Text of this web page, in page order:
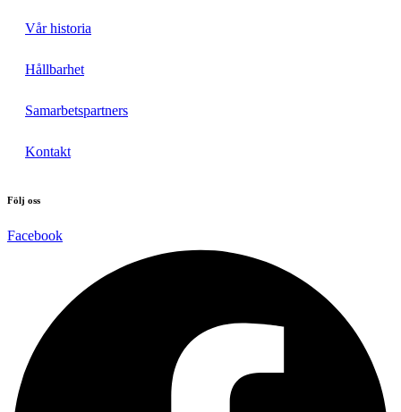
Vår historia
Hållbarhet
Samarbetspartners
Kontakt
Följ oss
Facebook